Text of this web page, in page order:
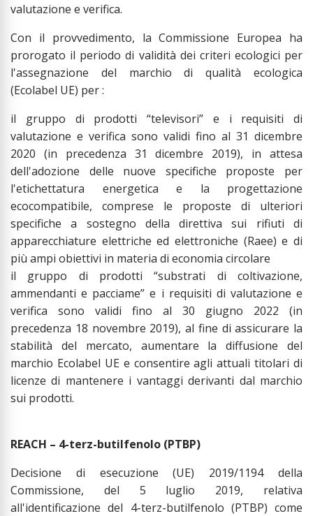
valutazione e verifica.
Con il provvedimento, la Commissione Europea ha
prorogato il periodo di validità dei criteri ecologici per
l'assegnazione del marchio di qualità ecologica
(Ecolabel UE) per :
il gruppo di prodotti “televisori” e i requisiti di
valutazione e verifica sono validi fino al 31 dicembre
2020 (in precedenza 31 dicembre 2019), in attesa
dell'adozione delle nuove specifiche proposte per
l'etichettatura energetica e la progettazione
ecocompatibile, comprese le proposte di ulteriori
specifiche a sostegno della direttiva sui rifiuti di
apparecchiature elettriche ed elettroniche (Raee) e di
più ampi obiettivi in materia di economia circolare
il gruppo di prodotti “substrati di coltivazione,
ammendanti e pacciame” e i requisiti di valutazione e
verifica sono validi fino al 30 giugno 2022 (in
precedenza 18 novembre 2019), al fine di assicurare la
stabilità del mercato, aumentare la diffusione del
marchio Ecolabel UE e consentire agli attuali titolari di
licenze di mantenere i vantaggi derivanti dal marchio
sui prodotti.
REACH – 4-terz-butilfenolo (PTBP)
Decisione di esecuzione (UE) 2019/1194 della
Commissione, del 5 luglio 2019, relativa
all'identificazione del 4-terz-butilfenolo (PTBP) come